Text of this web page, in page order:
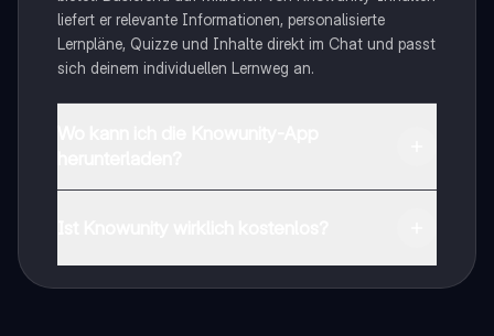
liefert er relevante Informationen, personalisierte
Lernpläne, Quizze und Inhalte direkt im Chat und passt
sich deinem individuellen Lernweg an.